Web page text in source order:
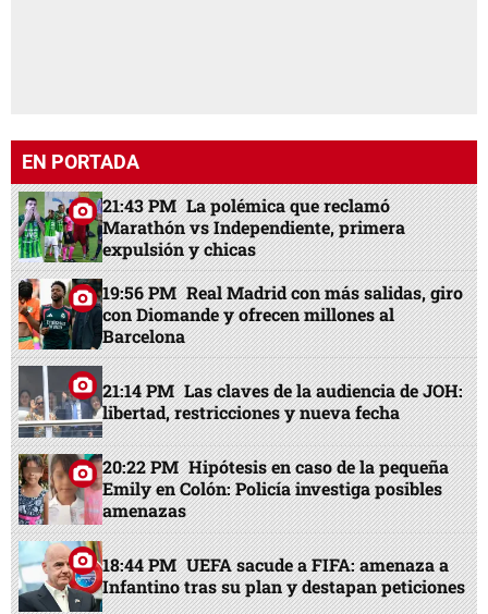
EN PORTADA
21:43 PM La polémica que reclamó
Marathón vs Independiente, primera
expulsión y chicas
19:56 PM Real Madrid con más salidas, giro
con Diomande y ofrecen millones al
Barcelona
21:14 PM Las claves de la audiencia de JOH:
libertad, restricciones y nueva fecha
20:22 PM Hipótesis en caso de la pequeña
Emily en Colón: Policía investiga posibles
amenazas
18:44 PM UEFA sacude a FIFA: amenaza a
Infantino tras su plan y destapan peticiones